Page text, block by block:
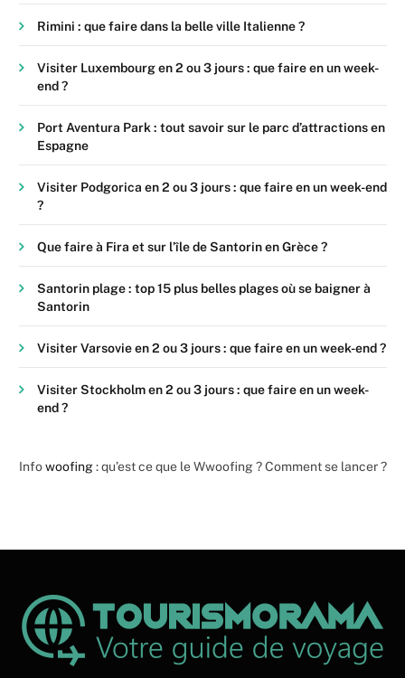
Rimini : que faire dans la belle ville Italienne ?
Visiter Luxembourg en 2 ou 3 jours : que faire en un week-
end ?
Port Aventura Park : tout savoir sur le parc d’attractions en
Espagne
Visiter Podgorica en 2 ou 3 jours : que faire en un week-end
?
Que faire à Fira et sur l’île de Santorin en Grèce ?
Santorin plage : top 15 plus belles plages où se baigner à
Santorin
Visiter Varsovie en 2 ou 3 jours : que faire en un week-end ?
Visiter Stockholm en 2 ou 3 jours : que faire en un week-
end ?
Infowoofing: qu’est ce que le Wwoofing ? Comment se lancer ?